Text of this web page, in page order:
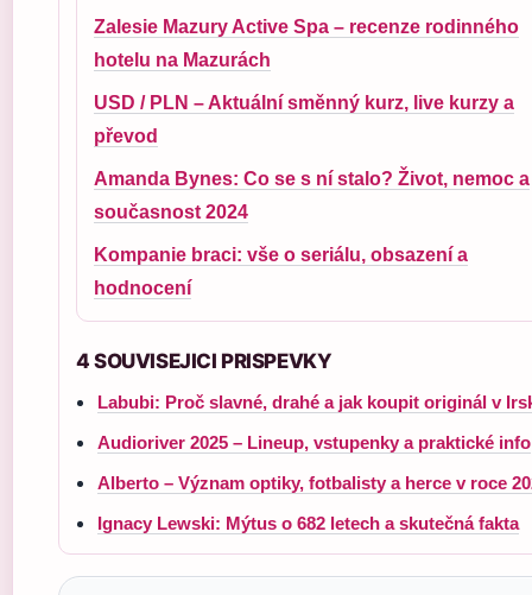
Zalesie Mazury Active Spa – recenze rodinného
hotelu na Mazurách
USD / PLN – Aktuální směnný kurz, live kurzy a
převod
Amanda Bynes: Co se s ní stalo? Život, nemoc a
současnost 2024
Kompanie braci: vše o seriálu, obsazení a
hodnocení
4 SOUVISEJICI PRISPEVKY
Labubi: Proč slavné, drahé a jak koupit originál v
Audioriver 2025 – Lineup, vstupenky a praktické info
Alberto – Význam optiky, fotbalisty a herce v roce
Ignacy Lewski: Mýtus o 682 letech a skutečná fakta